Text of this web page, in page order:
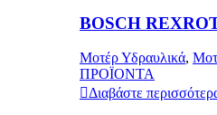
BOSCH
Μοτέρ Υδραυλικά,
ΠΡΟΪΟΝΤΑ
Διαβάστε